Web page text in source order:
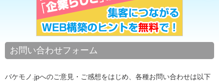
お問い合わせフォーム
バケモノ.jpへのご意見・ご感想をはじめ、各種お問い合わせは以下